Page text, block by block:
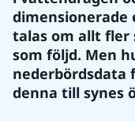
talas om allt fler
som följd. Men
nederbördsdata
denna till synes